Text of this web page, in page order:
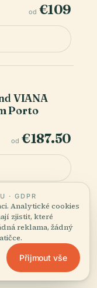
od €109
VIANA
Porto
od €187.50
se potvrzují
přes tyto
· GDPR
Analytické cookies
zjistit, které
reklama, žádný
Přijmout vše